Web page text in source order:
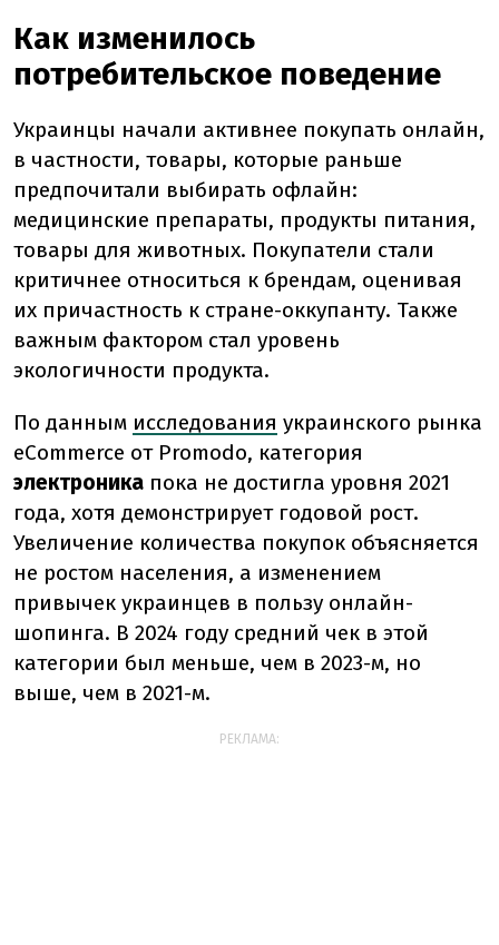
Как изменилось
потребительское поведение
Украинцы начали активнее покупать онлайн,
в частности, товары, которые раньше
предпочитали выбирать офлайн:
медицинские препараты, продукты питания,
товары для животных. Покупатели стали
критичнее относиться к брендам, оценивая
их причастность к стране-оккупанту. Также
важным фактором стал уровень
экологичности продукта.
По данным исследования украинского рынка
eCommerce от Promodo, категория
электроника пока не достигла уровня 2021
года, хотя демонстрирует годовой рост.
Увеличение количества покупок объясняется
не ростом населения, а изменением
привычек украинцев в пользу онлайн-
шопинга. В 2024 году средний чек в этой
категории был меньше, чем в 2023-м, но
выше, чем в 2021-м.
РЕКЛАМА: